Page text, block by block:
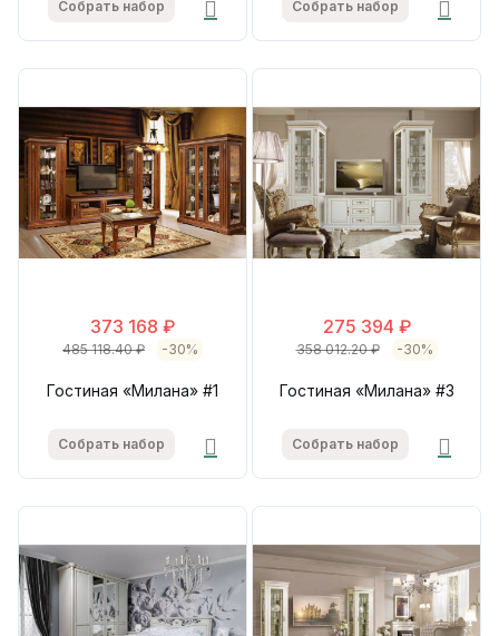
Собрать набор Собрать набор
373 168 ₽
485 118.40 ₽ -30%
Гостиная «Милана» #1
Собрать набор
275 394 ₽
358 012.20 ₽ -30%
Гостиная «Милана» #3
Собрать набор